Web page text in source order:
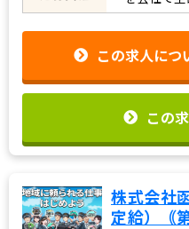
この求人につ
この
株式会社
定給）｟